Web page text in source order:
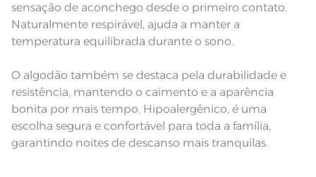
sensação de aconchego desde o primeiro contato.
Naturalmente respirável, ajuda a manter a
temperatura equilibrada durante o sono.
O algodão também se destaca pela durabilidade e
resistência, mantendo o caimento e a aparência
bonita por mais tempo. Hipoalergênico, é uma
escolha segura e confortável para toda a família,
garantindo noites de descanso mais tranquilas.